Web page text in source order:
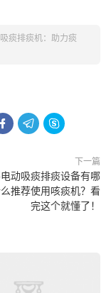
痰排痰机：助力痰
  
下一篇
动吸痰排痰设备有哪
推荐使用咳痰机？看
完这个就懂了！